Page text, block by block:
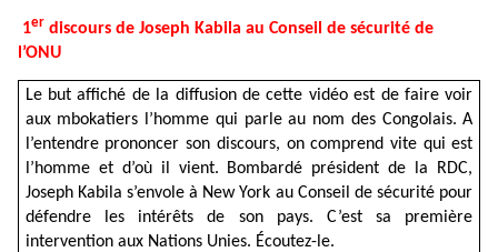
1er discours de Joseph Kabila au Conseil de sécurité de
l’ONU
Le but affiché de la diffusion de cette vidéo est de faire voir
aux mbokatiers l’homme qui parle au nom des Congolais. A
l’entendre prononcer son discours, on comprend vite qui est
l’homme et d’où il vient. Bombardé président de la RDC,
Joseph Kabila s’envole à New York au Conseil de sécurité pour
défendre l es intérêts de son pays. C’est sa première
intervention aux Nations Unies. Écoutez-le.